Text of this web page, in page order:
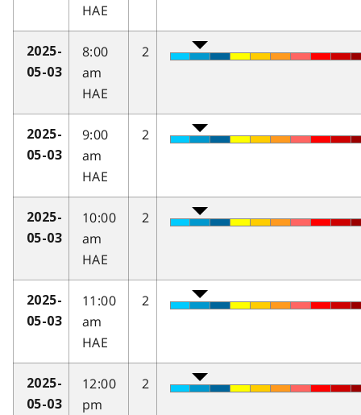
HAE
2025-
05-03
8:00
am
HAE
2
2025-
05-03
9:00
am
HAE
2
2025-
05-03
10:00
am
HAE
2
2025-
05-03
11:00
am
HAE
2
2025-
05-03
12:00
pm
2